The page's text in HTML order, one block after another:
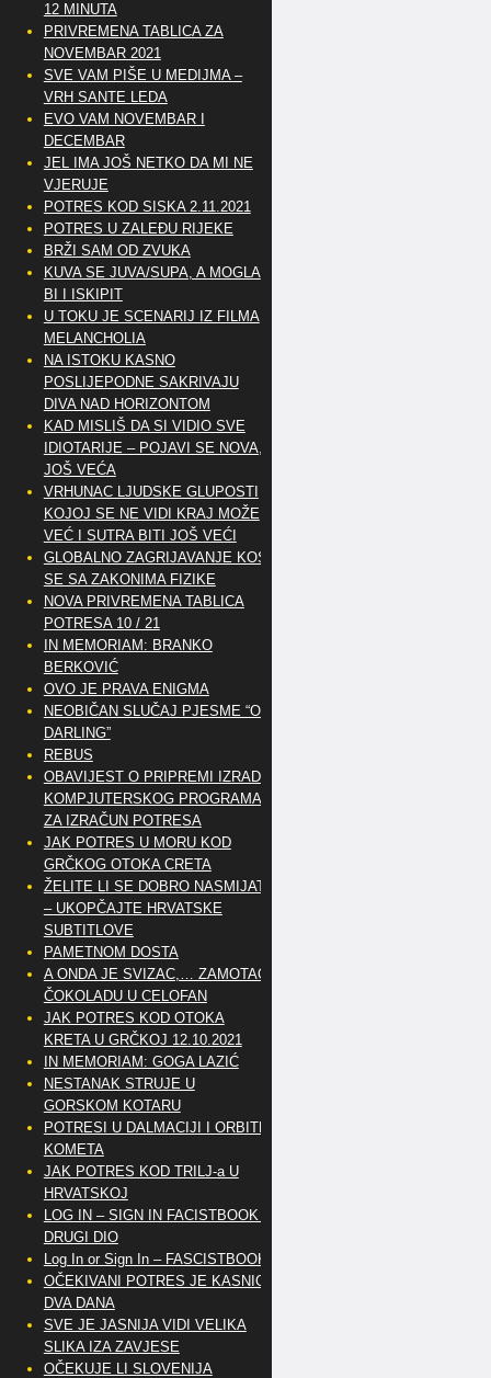
12 MINUTA
PRIVREMENA TABLICA ZA
NOVEMBAR 2021
SVE VAM PIŠE U MEDIJMA –
VRH SANTE LEDA
EVO VAM NOVEMBAR I
DECEMBAR
JEL IMA JOŠ NETKO DA MI NE
VJERUJE
POTRES KOD SISKA 2.11.2021
POTRES U ZALEĐU RIJEKE
BRŽI SAM OD ZVUKA
KUVA SE JUVA/SUPA, A MOGLA
BI I ISKIPIT
U TOKU JE SCENARIJ IZ FILMA
MELANCHOLIA
NA ISTOKU KASNO
POSLIJEPODNE SAKRIVAJU
DIVA NAD HORIZONTOM
KAD MISLIŠ DA SI VIDIO SVE
IDIOTARIJE – POJAVI SE NOVA,..
JOŠ VEĆA
VRHUNAC LJUDSKE GLUPOSTI
KOJOJ SE NE VIDI KRAJ MOŽE
VEĆ I SUTRA BITI JOŠ VEĆI
GLOBALNO ZAGRIJAVANJE KOSI
SE SA ZAKONIMA FIZIKE
NOVA PRIVREMENA TABLICA
POTRESA 10 / 21
IN MEMORIAM: BRANKO
BERKOVIĆ
OVO JE PRAVA ENIGMA
NEOBIČAN SLUČAJ PJESME “OH
DARLING”
REBUS
OBAVIJEST O PRIPREMI IZRADE
KOMPJUTERSKOG PROGRAMA
ZA IZRAČUN POTRESA
JAK POTRES U MORU KOD
GRČKOG OTOKA CRETA
ŽELITE LI SE DOBRO NASMIJATI
– UKOPČAJTE HRVATSKE
SUBTITLOVE
PAMETNOM DOSTA
A ONDA JE SVIZAC,… ZAMOTAO
ČOKOLADU U CELOFAN
JAK POTRES KOD OTOKA
KRETA U GRČKOJ 12.10.2021
IN MEMORIAM: GOGA LAZIĆ
NESTANAK STRUJE U
GORSKOM KOTARU
POTRESI U DALMACIJI I ORBITE
KOMETA
JAK POTRES KOD TRILJ-a U
HRVATSKOJ
LOG IN – SIGN IN FACISTBOOK –
DRUGI DIO
Log In or Sign In – FASCISTBOOK
OČEKIVANI POTRES JE KASNIO
DVA DANA
SVE JE JASNIJA VIDI VELIKA
SLIKA IZA ZAVJESE
OČEKUJE LI SLOVENIJA